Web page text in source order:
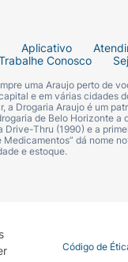
recomenda-se
se evitar o
macrocíclicas.
contém:
Aplicativo
Conosco
uma Araujo perto de
e em várias cidades
Drogaria Araujo é um
de Belo Horizonte
Drive-Thru (1990) e a
Medicamentos” dá nome
e estoque.
Covid-19 Código de